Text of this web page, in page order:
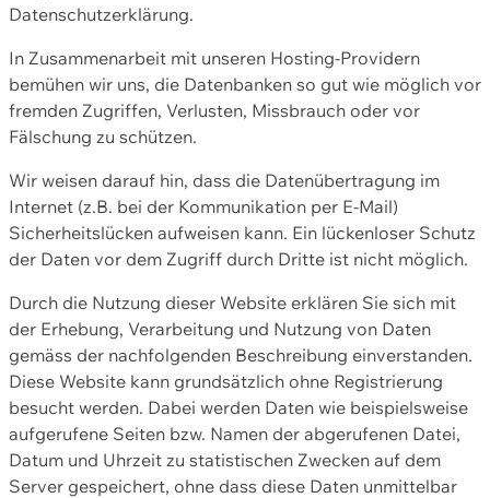
Datenschutzerklärung.
In Zusammenarbeit mit unseren Hosting-Providern
bemühen wir uns, die Datenbanken so gut wie möglich vor
fremden Zugriffen, Verlusten, Missbrauch oder vor
Fälschung zu schützen.
Wir weisen darauf hin, dass die Datenübertragung im
Internet (z.B. bei der Kommunikation per E-Mail)
Sicherheitslücken aufweisen kann. Ein lückenloser Schutz
der Daten vor dem Zugriff durch Dritte ist nicht möglich.
Durch die Nutzung dieser Website erklären Sie sich mit
der Erhebung, Verarbeitung und Nutzung von Daten
gemäss der nachfolgenden Beschreibung einverstanden.
Diese Website kann grundsätzlich ohne Registrierung
besucht werden. Dabei werden Daten wie beispielsweise
aufgerufene Seiten bzw. Namen der abgerufenen Datei,
Datum und Uhrzeit zu statistischen Zwecken auf dem
Server gespeichert, ohne dass diese Daten unmittelbar